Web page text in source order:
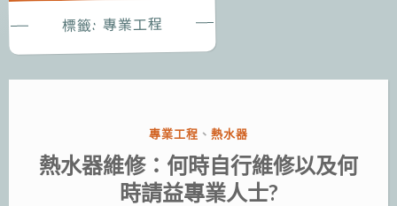
標籤:專業工程
分
專業工程 、 熱水器
熱水器維修：何時自行維修以及何
時請益專業人士?